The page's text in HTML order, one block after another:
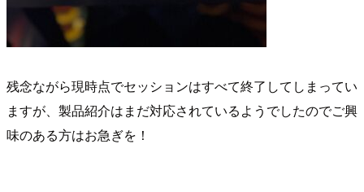
残念ながら現時点でセッションはすべて終了してしまってい
ますが、製品紹介はまだ対応されているようでしたのでご興
味のある方はお急ぎを！